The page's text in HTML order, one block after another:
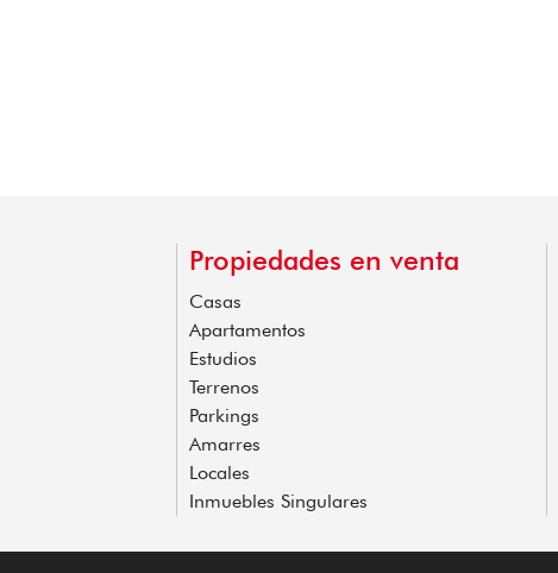
Propiedades en venta
Casas
Apartamentos
Estudios
Terrenos
Parkings
Amarres
Locales
Inmuebles Singulares